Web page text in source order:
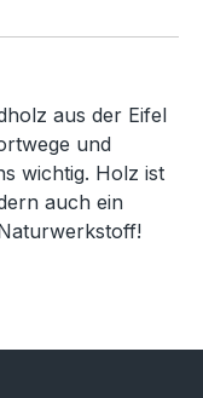
aus der Eifel
und
wichtig. Holz ist
auch ein